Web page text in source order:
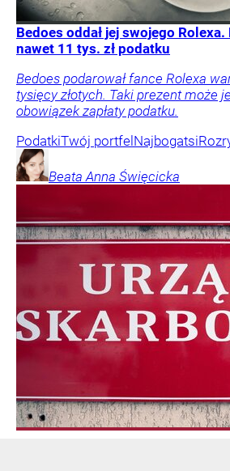
Bedoes oddał jej swojego Rolexa.
nawet 11 tys. zł podatku
Bedoes podarował fance Rolexa
tysięcy złotych. Taki prezent może
obowiązek zapłaty podatku.
PodatkiTwój portfel Najbogatsi
Beata Anna Święcicka